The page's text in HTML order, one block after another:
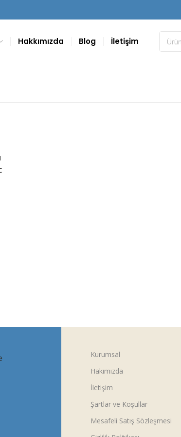
Hakkımızda Blog İletişim
Kurumsal
Hakımızda
İletişim
Şartlar ve Koşullar
Mesafeli Satış Sözleşmesi